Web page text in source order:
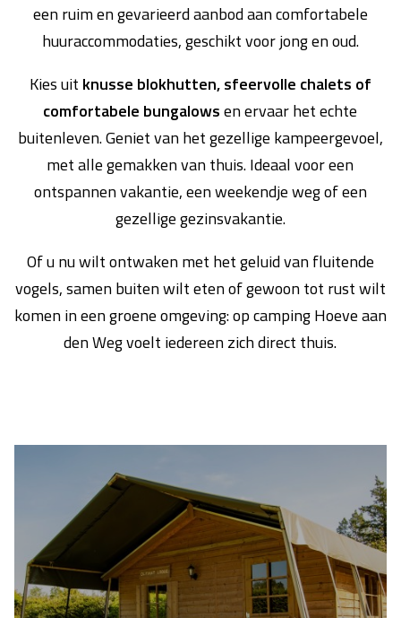
een ruim en gevarieerd aanbod aan comfortabele
huuraccommodaties, geschikt voor jong en oud.
Kies uit knusse blokhutten, sfeervolle chalets of
comfortabele bungalowsen ervaar het echte
buitenleven. Geniet van het gezellige kampeergevoel,
met alle gemakken van thuis. Ideaal voor een
ontspannen vakantie, een weekendje weg of een
gezellige gezinsvakantie.
Of u nu wilt ontwaken met het geluid van fluitende
vogels, samen buiten wilt eten of gewoon tot rust wilt
komen in een groene omgeving: op camping Hoeve aan
den Weg voelt iedereen zich direct thuis.